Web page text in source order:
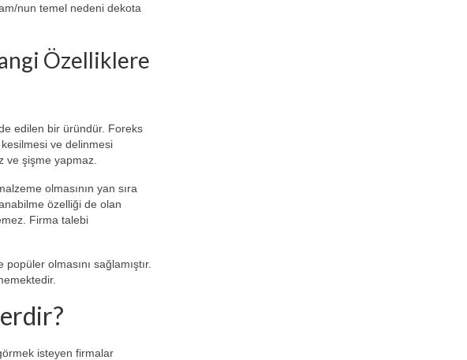
nun temel nedeni dekota
Özelliklere
edilen bir üründür. Foreks
ve delinmesi
ve şişme yapmaz.
olmasının yan sıra
özelliği de olan
Firma talebi
olmasını sağlamıştır.
isteyen firmalar